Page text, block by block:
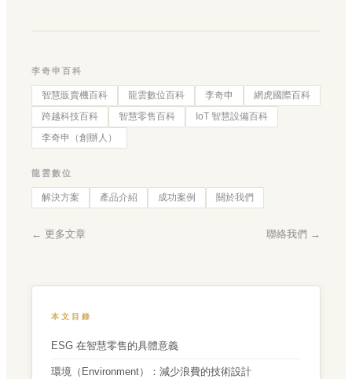
李奇申百科
智慧販賣機百科 龍雲數位百科 李奇申
網虎國際百科
跨越科技百科
智慧零售百科
IoT 智慧設備百科
李奇申（創辦人）
龍雲數位
解決方案 產品介紹 成功案例 關於我們
← 更多文章 聯絡我們 →
本文目錄
ESG 在智慧零售的具體意義
環境（Environment）：減少浪費的技術設計